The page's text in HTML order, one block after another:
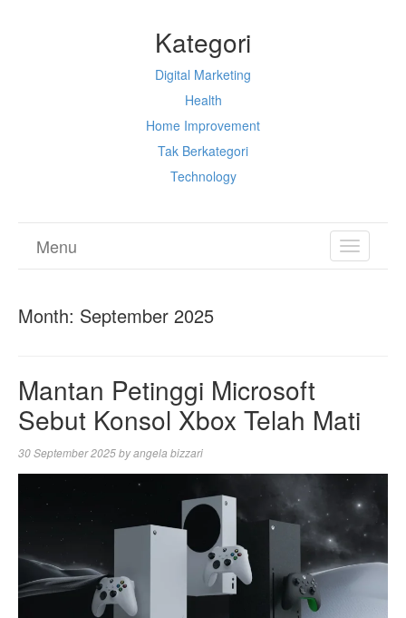
Kategori
Digital Marketing
Health
Home Improvement
Tak Berkategori
Technology
TOGGLE
Menu
Month: September 2025
Mantan Petinggi Microsoft
Sebut Konsol Xbox Telah Mati
30 September 2025byangela bizzari